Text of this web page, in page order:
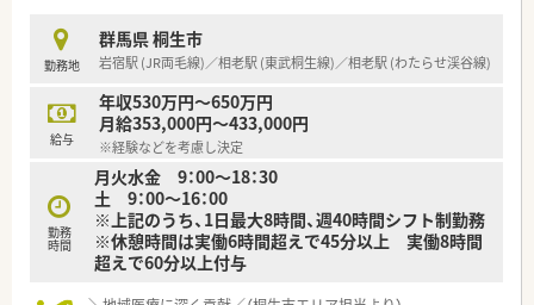
導に親身に臨める方を求めています。
【法人特徴について】
■調剤薬局の運営にとどまらず、医薬品のインターネット販売と
いった先進的な事業も手掛けています。
■群馬県内を中心としながら近隣の埼玉県にも複数の店舗を展
開し、安定した基盤を有しています。
■患者さまに寄り添うことを第一に掲げており、地域一番のかか
りつけ薬局を目指す法人です。
【想定される業務内容】
■面応需の店舗にて、多科目の処方箋に基づく正確な調剤業務や
勤務地
群馬県 桐生市
岩宿駅 (JR両毛線)／相老駅 (東武桐生線)／相老駅 (わたらせ渓谷線)
給与
年収530万円～650万円
月給353,000円～433,000円
※経験などを考慮し決定
勤務
時間
月火水金 9：00～18：30
土 9：00～16：00
※上記のうち、1日最大8時間、週40時間シフト制勤務
※休憩時間は実働6時間超えで45分以上 実働8時間
超えで60分以上付与